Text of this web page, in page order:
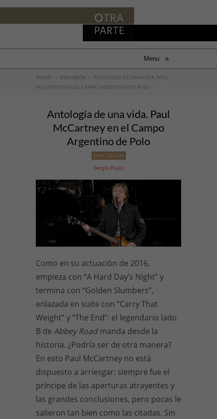
Menu ≡
INICIO » DISCUSIÓN » ANTOLOGÍA DE UNA VIDA. PAUL
MCCARTNEY EN EL CAMPO ARGENTINO DE POLO
Antología de una vida. Paul
McCartney en el Campo
Argentino de Polo
DISCUSIÓN
Sergio Pujol
Como en su actuación de 2016,
empieza con “A Hard Day’s Night” y
termina con “Golden Slumbers”,
enlazada en suite con “Carry That
Weight” y “The End”: el legendario lado
B de Abbey Road manda desde la
historia. ¿Podría ser de otra manera?
En esto Paul McCartney no está
dispuesto a arriesgar: siempre fue el
príncipe de las aperturas atrayentes y
las grandes conclusiones, pero pocas le
salieron tan bien como las citadas. Sin